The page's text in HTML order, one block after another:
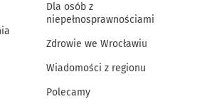
Dla osób z
niepełnosprawnościami
Zdrowie we Wrocławiu
Wiadomości z regionu
Polecamy